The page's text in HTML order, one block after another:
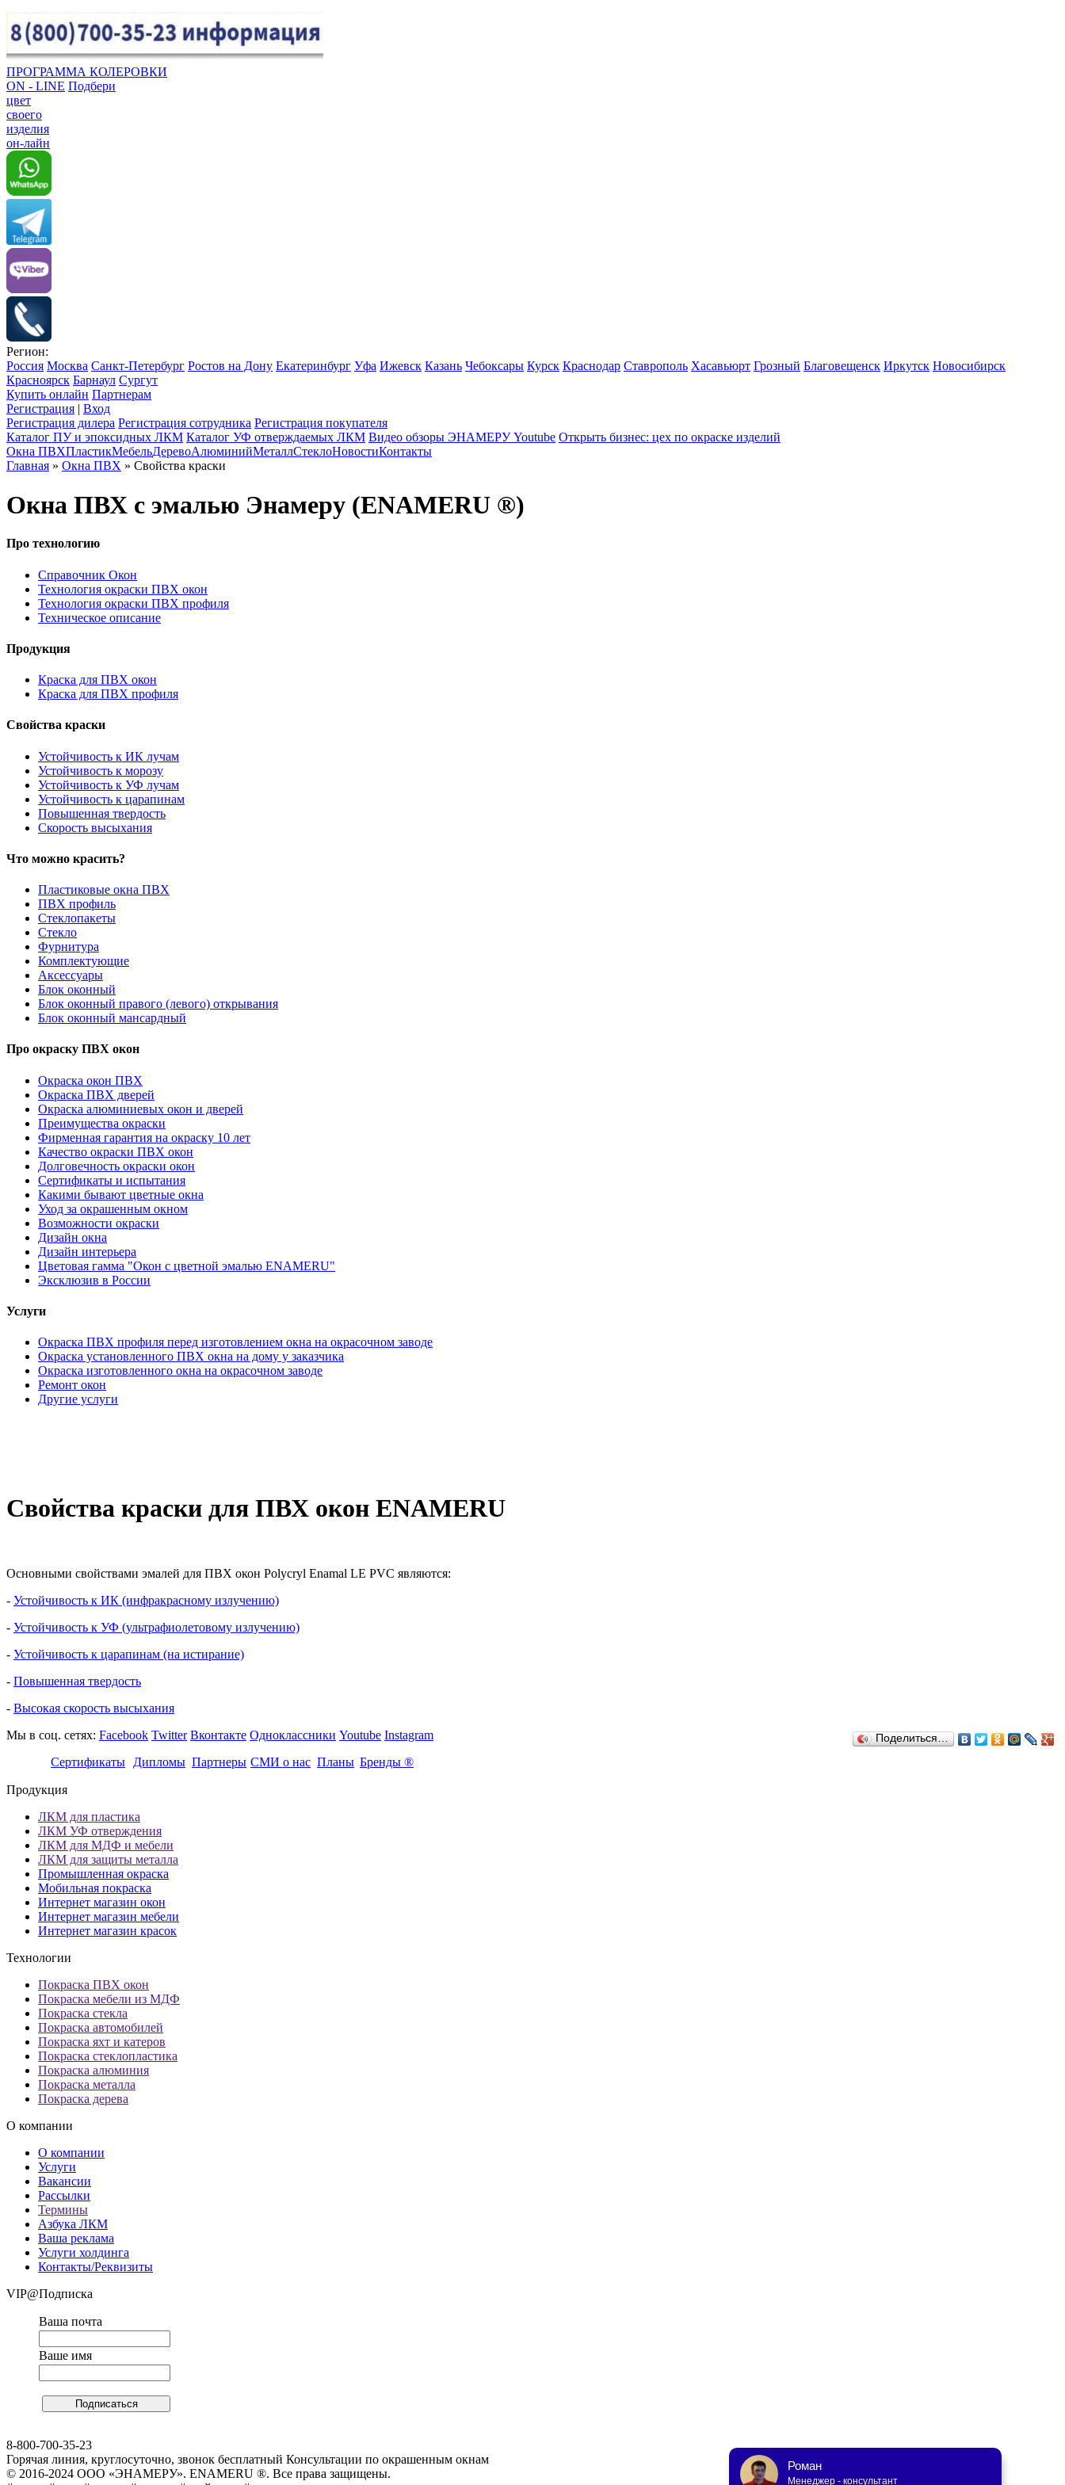
ПРОГРАММА КОЛЕРОВКИ
ON - LINE Подбери
цвет
своего
изделия
он-лайн
Регион:
Россия Москва Санкт-Петербург Ростов на Дону Екатеринбург Уфа Ижевск Казань Чебоксары Курск Краснодар Ставрополь Хасавьюрт Грозный Благовещенск Иркутск Новосибирск
Красноярск Барнаул Сургут
Купить онлайн Партнерам
Регистрация | Вход
Регистрация дилера Регистрация сотрудника Регистрация покупателя
Каталог ПУ и эпоксидных ЛКМ Каталог УФ отверждаемых ЛКМ Видео обзоры ЭНАМЕРУ Youtube Открыть бизнес: цех по окраске изделий
Окна ПВХПластикМебельДеревоАлюминийМеталлСтеклоНовостиКонтакты
Главная » Окна ПВХ » Свойства краски
Окна ПВХ с эмалью Энамеру (ENAMERU ®)
Про технологию
Справочник Окон
Технология окраски ПВХ окон
Технология окраски ПВХ профиля
Техническое описание
Продукция
Краска для ПВХ окон
Краска для ПВХ профиля
Свойства краски
Устойчивость к ИК лучам
Устойчивость к морозу
Устойчивость к УФ лучам
Устойчивость к царапинам
Повышенная твердость
Скорость высыхания
Что можно красить?
Пластиковые окна ПВХ
ПВХ профиль
Стеклопакеты
Стекло
Фурнитура
Комплектующие
Аксессуары
Блок оконный
Блок оконный правого (левого) открывания
Блок оконный мансардный
Про окраску ПВХ окон
Окраска окон ПВХ
Окраска ПВХ дверей
Окраска алюминиевых окон и дверей
Преимущества окраски
Фирменная гарантия на окраску 10 лет
Качество окраски ПВХ окон
Долговечность окраски окон
Сертификаты и испытания
Какими бывают цветные окна
Уход за окрашенным окном
Возможности окраски
Дизайн окна
Дизайн интерьера
Цветовая гамма "Окон с цветной эмалью ENAMERU"
Эксклюзив в России
Услуги
Окраска ПВХ профиля перед изготовлением окна на окрасочном заводе
Окраска установленного ПВХ окна на дому у заказчика
Окраска изготовленного окна на окрасочном заводе
Ремонт окон
Другие услуги
Свойства краски для ПВХ окон ENAMERU
Основными свойствами эмалей для ПВХ окон Polycryl Enamal LE PVC являются:
- Устойчивость к ИК (инфракрасному излучению)
- Устойчивость к УФ (ультрафиолетовому излучению)
- Устойчивость к царапинам (на истирание)
- Повышенная твердость
- Высокая скорость высыхания
Поделиться…
Мы в соц. сетях: Facebook Twitter Вконтакте Одноклассники Youtube Instagram
Сертификаты
Дипломы Партнеры СМИ о нас Планы Бренды ®
Продукция
ЛКМ для пластика
ЛКМ УФ отверждения
ЛКМ для МДФ и мебели
ЛКМ для защиты металла
Промышленная окраска
Мобильная покраска
Интернет магазин окон
Интернет магазин мебели
Интернет магазин красок
Технологии
Покраска ПВХ окон
Покраска мебели из МДФ
Покраска стекла
Покраска автомобилей
Покраска яхт и катеров
Покраска стеклопластика
Покраска алюминия
Покраска металла
Покраска дерева
О компании
О компании
Услуги
Вакансии
Рассылки
Термины
Азбука ЛКМ
Ваша реклама
Услуги холдинга
Контакты/Реквизиты
VIP@Подписка
Ваша почта
Ваше имя
8-800-700-35-23
Горячая линия, круглосуточно, звонок бесплатный Консультации по окрашенным окнам
© 2016-2024 ООО «ЭНАМЕРУ». ENAMERU ®. Все права защищены.
Роман
Менеджер - консультант